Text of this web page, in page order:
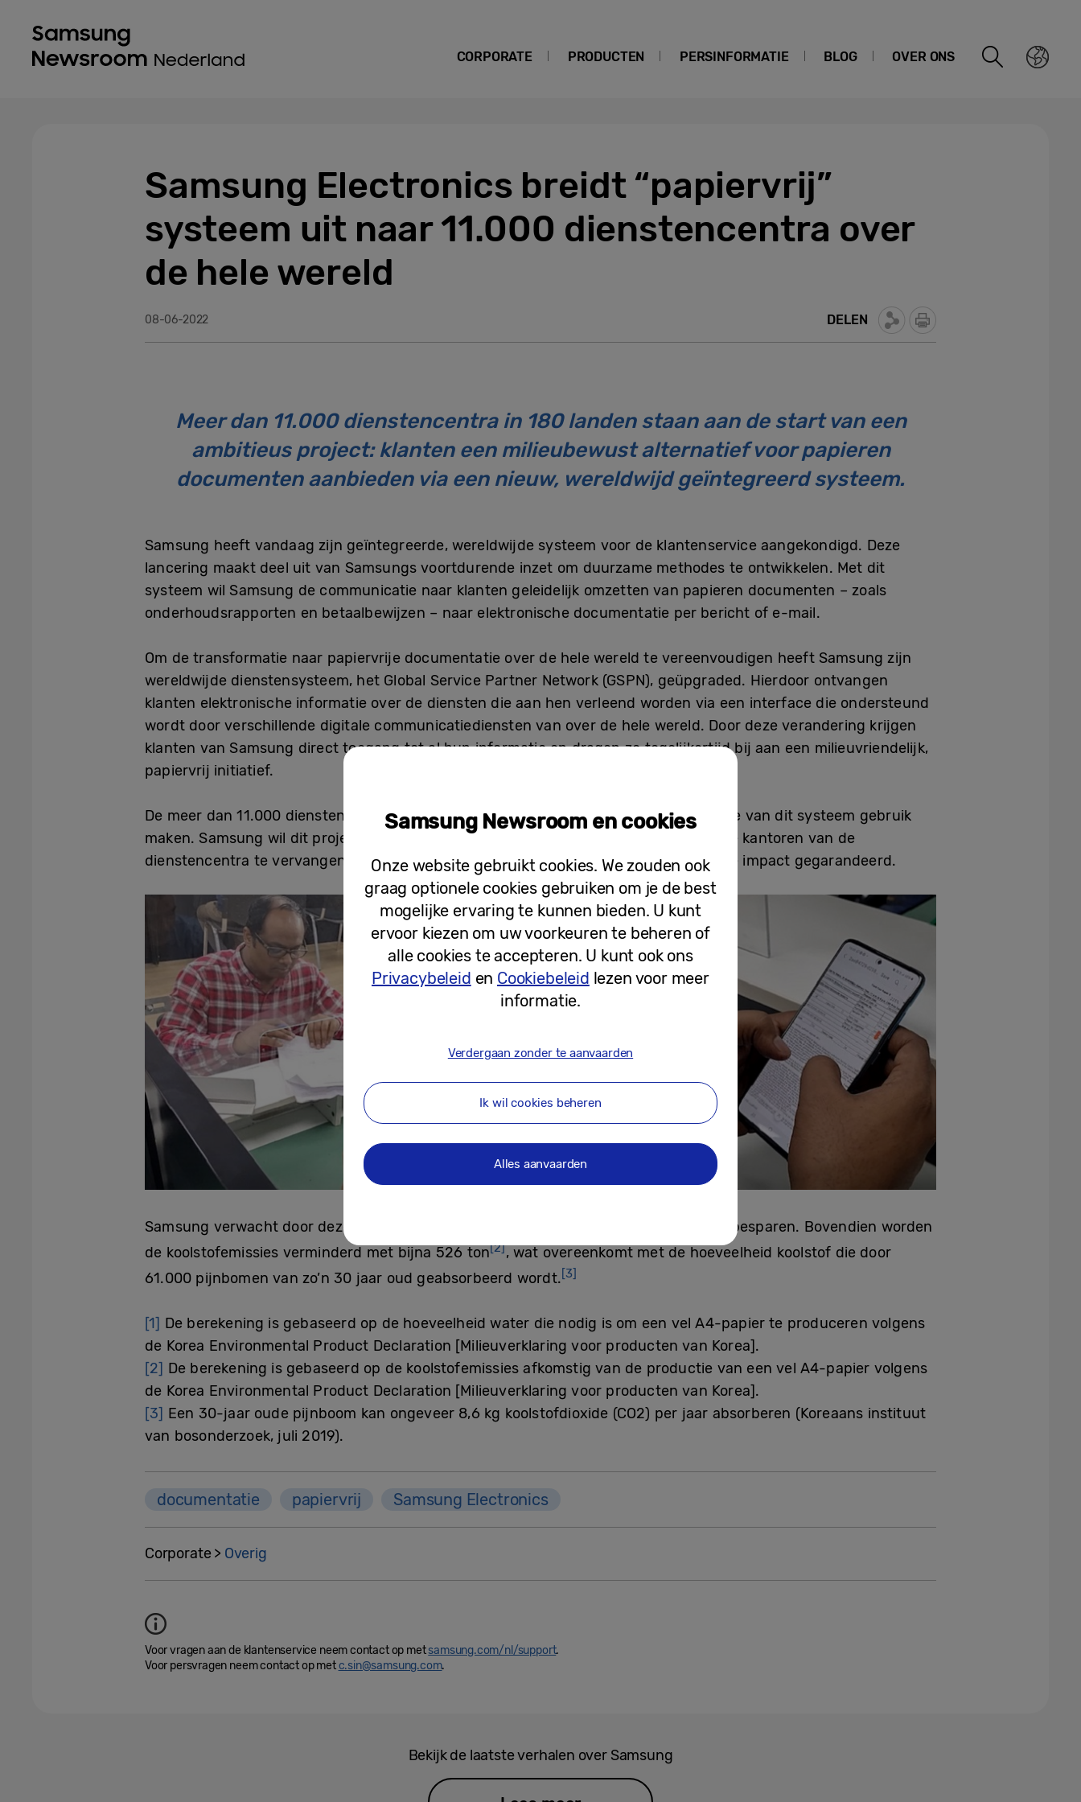
CORPORATE PRODUCTEN PERSINFORMATIE BLOG OVER ONS
Samsung Electronics breidt “papiervrij”
systeem uit naar 11.000 dienstencentra over
de hele wereld
08-06-2022 DELEN
Meer dan 11.000 dienstencentra in 180 landen staan aan de start van een
ambitieus project: klanten een milieubewust alternatief voor papieren
documenten aanbieden via een nieuw, wereldwijd geïntegreerd systeem.
Samsung heeft vandaag zijn geïntegreerde, wereldwijde systeem voor de klantenservice aangekondigd. Deze
lancering maakt deel uit van Samsungs voortdurende inzet om duurzame methodes te ontwikkelen. Met dit
systeem wil Samsung de communicatie naar klanten geleidelijk omzetten van papieren documenten – zoals
onderhoudsrapporten en betaalbewijzen – naar elektronische documentatie per bericht of e-mail.
Om de transformatie naar papiervrije documentatie over de hele wereld te vereenvoudigen heeft Samsung zijn
wereldwijde dienstensysteem, het Global Service Partner Network (GSPN), geüpgraded. Hierdoor ontvangen
klanten elektronische informatie over de diensten die aan hen verleend worden via een interface die ondersteund
wordt door verschillende digitale communicatiediensten van over de hele wereld. Door deze verandering krijgen
klanten van Samsung direct toegang tot al hun informatie en dragen ze tegelijkertijd bij aan een milieuvriendelijk,
papiervrij initiatief.
De meer dan 11.000 dienstencentra in 180 landen over de hele wereld zullen als eerste van dit systeem gebruik
maken. Samsung wil dit project later uitbreiden door ook alle werkdocumenten van de kantoren van de
dienstencentra te vervangen door elektronische documenten. Zo wordt een maximale impact gegarandeerd.
Samsung verwacht door deze campagne per jaar ongeveer 6 miljoen liter water
te besparen. Bovendien worden
de koolstofemissies verminderd met bijna 526 ton[2], wat overeenkomt met de hoeveelheid koolstof die door
61.000 pijnbomen van zo’n 30 jaar oud geabsorbeerd wordt.[3]
[1] De berekening is gebaseerd op de hoeveelheid water die nodig is om een vel A4-papier te produceren volgens
de Korea Environmental Product Declaration [Milieuverklaring voor producten van Korea].
[2] De berekening is gebaseerd op de koolstofemissies afkomstig van de productie van een vel A4-papier volgens
de Korea Environmental Product Declaration [Milieuverklaring voor producten van Korea].
[3] Een 30-jaar oude pijnboom kan ongeveer 8,6 kg koolstofdioxide (CO2) per jaar absorberen (Koreaans instituut
van bosonderzoek, juli 2019).
documentatie papiervrij Samsung Electronics
Corporate > Overig
Voor vragen aan de klantenservice neem contact op metsamsung.com/nl/support.
Voor persvragen neem contact op metc.sin@samsung.com.
Bekijk de laatste verhalen over Samsung
Samsung Newsroom en cookies
Onze website gebruikt cookies. We zouden ook
graag optionele cookies gebruiken om je de best
mogelijke ervaring te kunnen bieden. U kunt
ervoor kiezen om uw voorkeuren te beheren of
alle cookies te accepteren. U kunt ook ons
Privacybeleid en Cookiebeleid lezen voor meer
informatie.
Verdergaan zonder te aanvaarden
Ik wil cookies beheren
Alles aanvaarden